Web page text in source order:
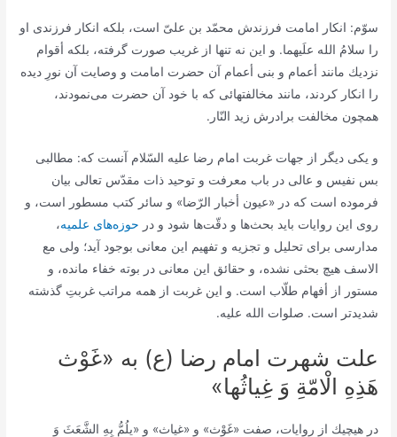
سوّم: انكار امامت فرزندش محمّد بن علىّ است، بلكه انكار فرزندى او
را سلامُ الله علَیهما. و این نه تنها از غریب صورت گرفته، بلكه أقوام
نزدیك مانند أعمام و بنى أعمام آن حضرت امامت و وصایت آن نورِ دیده
را انكار كردند، مانند مخالفتهائى كه با خود آن حضرت مى‌نمودند،
همچون مخالفت برادرش زید النّار.
و یكى دیگر از جهات غربت امام رضا علیه السّلام آنست كه: مطالبى
بس نفیس و عالى در باب معرفت و توحید ذات مقدّس تعالى بیان
فرموده است كه در «عیون أخبار الرّضا» و سائر كتب مسطور است، و
روى این روایات باید بحث‌ها و دقّت‌ها شود و در حوزه‌هاى علمیه،
مدارسى براى تحلیل و تجزیه و تفهیم این معانى بوجود آید؛ ولى مع
الاسف هیچ بحثى نشده، و حقائق این معانى در بوته خفاء مانده، و
مستور از أفهام طلّاب است. و این غربت از همه مراتب غربتِ گذشته
شدیدتر است. صلوات الله علیه.
علت شهرت امام رضا (ع) به «غَوْث
هَذِهِ الْامّةِ وَ غِیاثُها»
در هیچیك از روایات، صفت‌ «غَوْث» و «غیاث» و «یلُمُّ بِهِ الشَّعَثَ وَ